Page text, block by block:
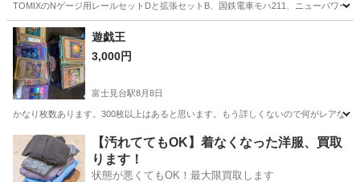
TOMIXのNゲージ用レールセットDと拡張セットB、国鉄電車モハ211、ニューパワー
東京 豊島区 池袋駅
遊戯王
3,000円
富士見台駅8月8日
かなり枚数あります。300枚以上はあると思います。もう詳しくないので何がレアな
東京 練馬区 富士見台駅 おもちゃ
【汚れててもOK】着なくなった洋服、買取
ります！
状態が悪くてもOK！最大限買取します